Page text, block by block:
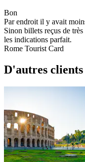
Bon
Par endroit il y avait
Sinon billets reçus de
les indications parfait.
Rome Tourist Card
D'autres clients